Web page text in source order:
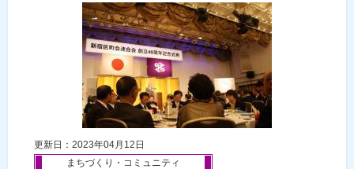
更新日：2023年04月12日
まちづくり・コミュニティ